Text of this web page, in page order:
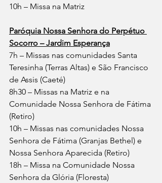
10h – Missa na Matriz
Paróquia Nossa Senhora do Perpétuo
Socorro – Jardim Esperança
7h – Missas nas comunidades Santa
Teresinha (Terras Altas) e São Francisco
de Assis (Caeté)
8h30 – Missas na Matriz e na
Comunidade Nossa Senhora de Fátima
(Retiro)
10h – Missas nas comunidades Nossa
Senhora de Fátima (Granjas Bethel) e
Nossa Senhora Aparecida (Retiro)
18h – Missa na Comunidade Nossa
Senhora da Glória (Floresta)